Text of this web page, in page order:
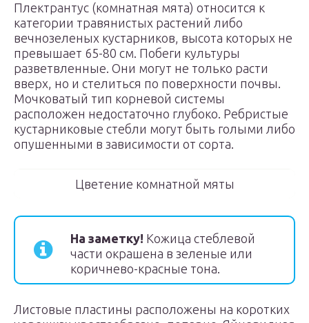
Плектрантус (комнатная мята) относится к
категории травянистых растений либо
вечнозеленых кустарников, высота которых не
превышает 65-80 см. Побеги культуры
разветвленные. Они могут не только расти
вверх, но и стелиться по поверхности почвы.
Мочковатый тип корневой системы
расположен недостаточно глубоко. Ребристые
кустарниковые стебли могут быть голыми либо
опушенными в зависимости от сорта.
Цветение комнатной мяты
На заметку! Кожица стеблевой
части окрашена в зеленые или
коричнево-красные тона.
Листовые пластины расположены на коротких